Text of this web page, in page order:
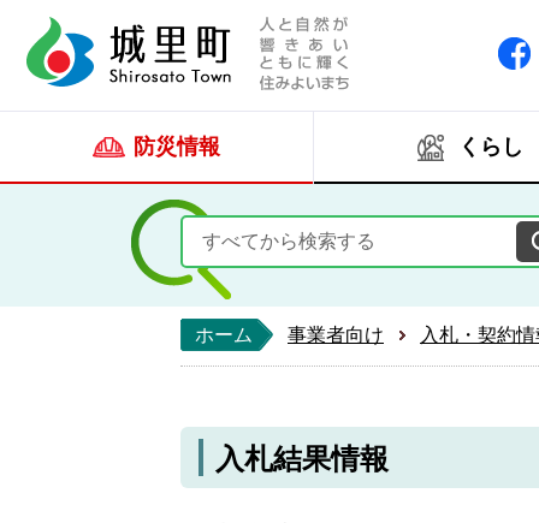
防災情報 くらし
ホーム 事業者向け 入札・契約
入札結果情報